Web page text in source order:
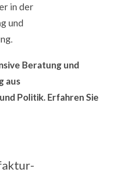
in der
und
Beratung und
aus
Politik. Erfahren Sie